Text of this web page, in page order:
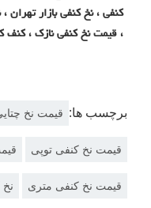
کنفی ، نخ کنفی بازار
، قیمت نخ کنفی نازک ، کنف
برچسب ها: قیمت نخ
قیمت نخ کنفی توپی
قیمت نخ کنفی متری